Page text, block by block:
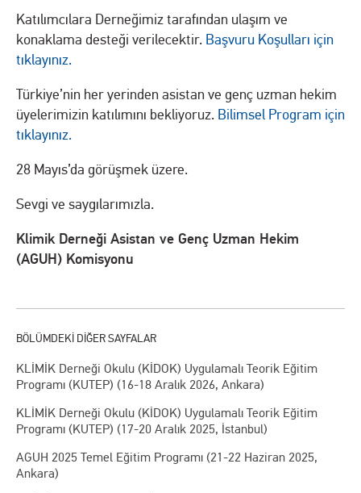
KLİMİK Derneği Okulu (KİDOK) Uygulamalı Teorik Eğitim
Programı (KUTEP) (16-18 Aralık 2026, Ankara)
KLİMİK Derneği Okulu (KİDOK) Uygulamalı Teorik Eğitim
Programı (KUTEP) (17-20 Aralık 2025, İstanbul)
AGUH 2025 Temel Eğitim Programı (21-22 Haziran 2025,
Ankara)
Katılımcılara Derneğimiz tarafından ulaşım ve
konaklama desteği verilecektir. Başvuru Koşulları için
tıklayınız.
Türkiye’nin her yerinden asistan ve genç uzman hekim
üyelerimizin katılımını bekliyoruz. Bilimsel Program için
tıklayınız.
28 Mayıs’da görüşmek üzere.
Sevgi ve saygılarımızla.
Klimik Derneği Asistan ve Genç Uzman Hekim
(AGUH) Komisyonu